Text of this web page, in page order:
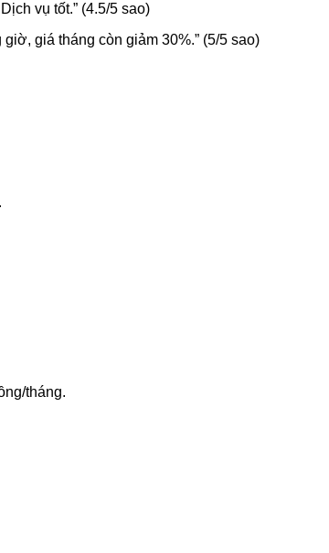
vụ tốt.” (4.5/5 sao)
giá tháng còn giảm 30%.” (5/5 sao)
tháng.